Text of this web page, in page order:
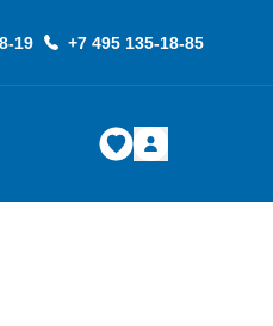
19 +7 495 135-18-85